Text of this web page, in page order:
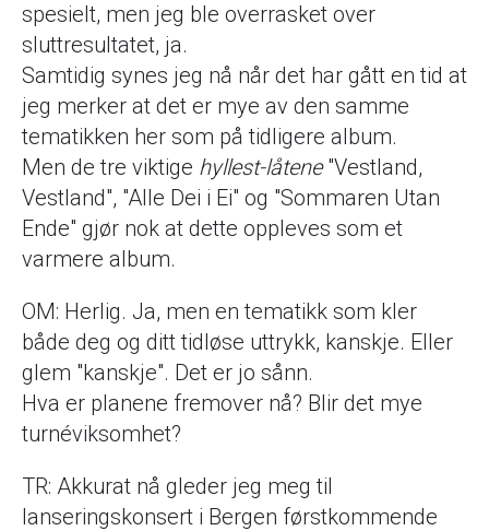
spesielt, men jeg ble overrasket over
sluttresultatet, ja.
Samtidig synes jeg nå når det har gått en tid at
jeg merker at det er mye av den samme
tematikken her som på tidligere album.
Men de tre viktige hyllest-låtene"Vestland,
Vestland", "Alle Dei i Ei" og "Sommaren Utan
Ende" gjør nok at dette oppleves som et
varmere album.
OM: Herlig. Ja, men en tematikk som kler
både deg og ditt tidløse uttrykk, kanskje. Eller
glem "kanskje". Det er jo sånn.
Hva er planene fremover nå? Blir det mye
turnéviksomhet?
TR: Akkurat nå gleder jeg meg til
lanseringskonsert i Bergen førstkommende